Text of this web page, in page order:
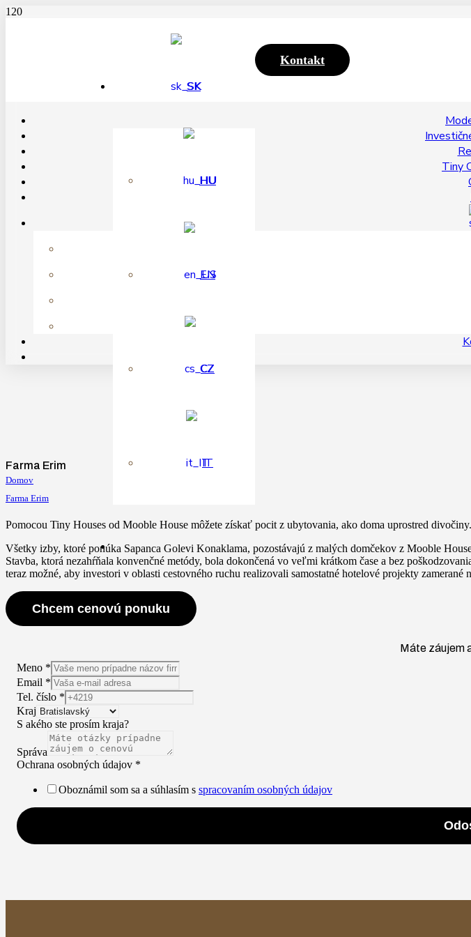
SK
HU
EN
CZ
IT
Kontakt
Tiny
Farma Erim
Domov
Farma Erim
Pomocou Tiny Houses od Mooble House môžete získať pocit z ubytovania, ako doma uprostred
Všetky izby, ktoré ponúka Sapanca Golevi Konaklama, pozostávajú z malých domčekov z Mooble
Stavba, ktorá nezahŕňala konvenčné metódy, bola dokončená vo veľmi krátkom čase a bez
teraz možné, aby investori v oblasti cestovného ruchu realizovali samostatné hotelové projekty zamerané
Chcem cenovú ponuku
Máte záujem
Meno *
Email *
Tel. číslo *
Kraj
S akého ste prosím kraja?
Správa
Ochrana osobných údajov *
Oboznámil som sa a súhlasím s spracovaním osobných údajov